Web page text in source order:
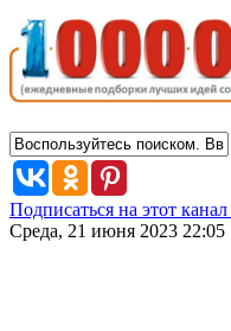
Подписаться на этот канал
Среда, 21 июня 2023 22:05